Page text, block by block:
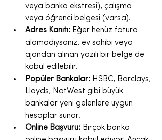
veya banka ekstresi), çalışma
veya öğrenci belgesi (varsa).
Adres Kanıtı: Eğer henüz fatura
alamadıysanız, ev sahibi veya
ajandan alınan yazılı bir belge de
kabul edilebilir.
Popüler Bankalar: HSBC, Barclays,
Lloyds, NatWest gibi büyük
bankalar yeni gelenlere uygun
hesaplar sunar.
Online Başvuru: Birçok banka